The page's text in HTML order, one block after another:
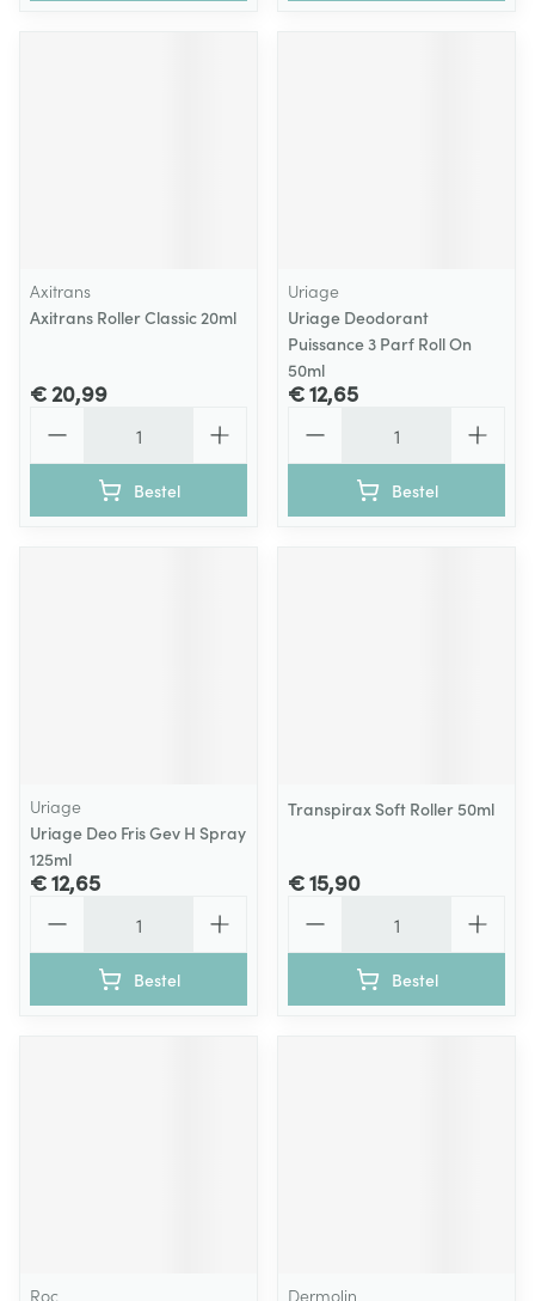
Axitrans
Axitrans Roller Classic 20ml
€ 20,99
Bestel
Uriage
Uriage Deodorant
Puissance 3 Parf Roll On
50ml
€ 12,65
Bestel
Uriage
Uriage Deo Fris Gev H Spray
125ml
€ 12,65
Bestel
Transpirax Soft Roller 50ml
€ 15,90
Bestel
Roc Dermolin